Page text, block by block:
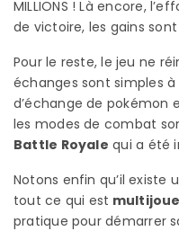
MILLIONS ! Là encore,
de victoire, les gains
Pour le reste, le jeu ne
échanges sont simples à
d’échange de pokémon
les modes de combat
Battle Royale qui a été
Notons enfin qu’il existe
tout ce qui est
pratique pour démarrer